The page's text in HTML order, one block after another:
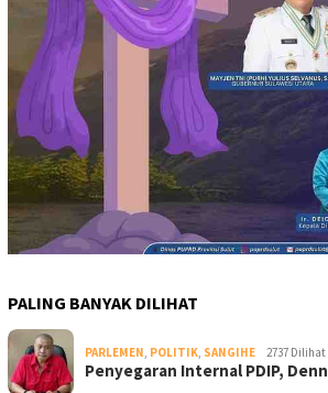
PALING BANYAK DILIHAT
PARLEMEN, POLITIK, SANGIHE 2737 Dilihat
Penyegaran Internal PDIP,